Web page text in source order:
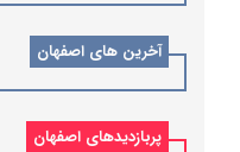
آخرین های اصفهان
پربازدیدهای اصفهان